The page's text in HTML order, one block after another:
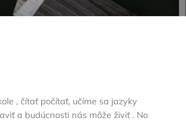
, čítať počítať, učíme sa jazyky
a budúcnosti nás môže živiť . No